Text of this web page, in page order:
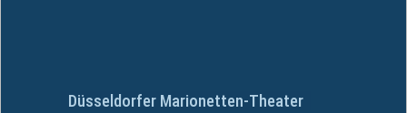
Düsseldorfer Marionetten-Theater